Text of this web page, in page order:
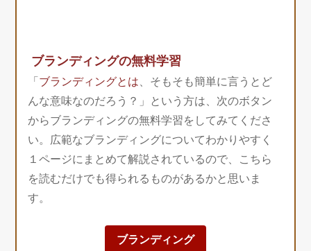
ブランディングの無料学習
「ブランディングとは、そもそも簡単に言うとど
んな意味なのだろう？」という方は、次のボタン
からブランディングの無料学習をしてみてくださ
い。広範なブランディングについてわかりやすく
１ページにまとめて解説されているので、こちら
を読むだけでも得られるものがあるかと思いま
す。
ブランディング